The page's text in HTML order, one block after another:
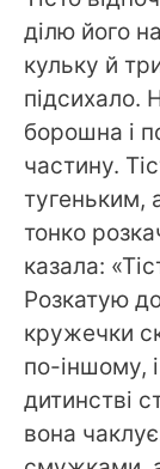
ділю його
кульку й
підсихало.
борошна і
частину.
тугеньким,
тонко
казала:
Розкатую
кружечки
по-іншому,
дитинстві
вона